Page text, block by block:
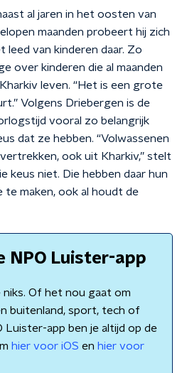
al jaren in het oosten van
maanden probeert hij zich
van kinderen daar. Zo
over kinderen die al maanden
leven. “Het is een grote
Volgens Driebergen is de
vooral zo belangrijk
dat ze hebben. “Volwassenen
ook uit Kharkiv,” stelt
keus niet. Die hebben daar hun
te maken, ook al houdt de
NPO Luister-app
niks. Of het nou gaat om
buitenland, sport, tech of
Luister-app ben je altijd op de
hier voor iOS en hier voor